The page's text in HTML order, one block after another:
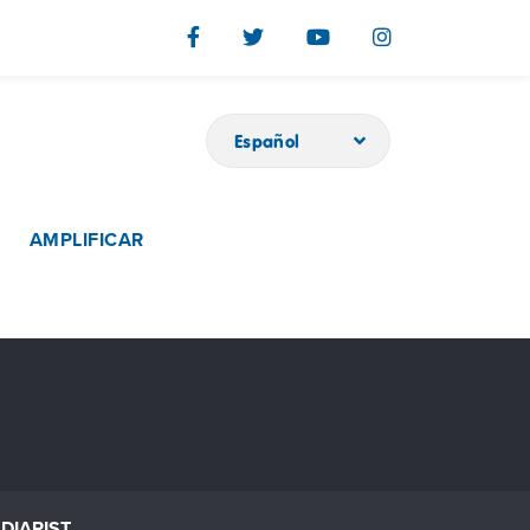
Español
AMPLIFICAR